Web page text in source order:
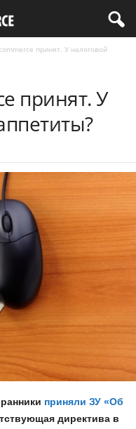
принят. У налоговой
принят. У
приняли ЗУ «Об
директива в